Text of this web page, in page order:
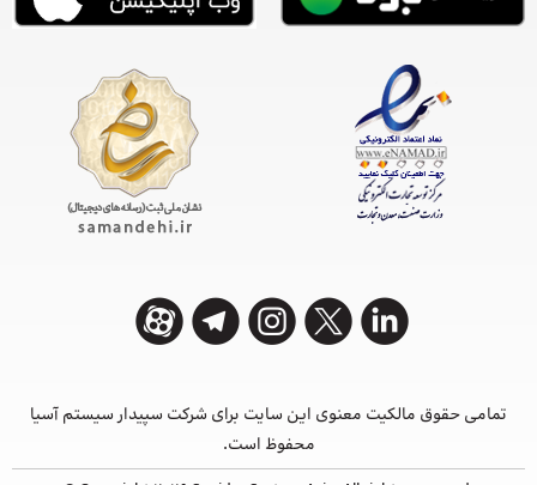
تمامی حقوق مالکیت معنوی این ‌سایت برای شرکت سپیدار سیستم آسیا
محفوظ است.